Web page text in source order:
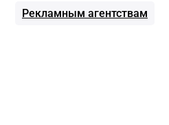
Рекламным агентствам